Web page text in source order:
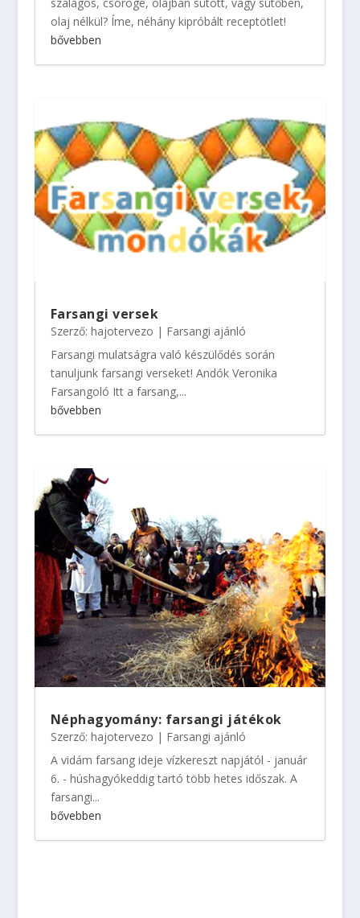
olaj nélkül? Íme, néhány kipróbált receptötlet!
bővebben
Farsangi versek
Szerző: hajotervezo | Farsangi ajánló
Farsangi mulatságra való készülődés során
tanuljunk farsangi verseket! Andók Veronika
Farsangoló Itt a farsang,...
bővebben
Néphagyomány: farsangi játékok
Szerző: hajotervezo | Farsangi ajánló
A vidám farsang ideje vízkereszt napjától - január
6. - húshagyókeddig tartó több hetes időszak. A
farsangi...
bővebben